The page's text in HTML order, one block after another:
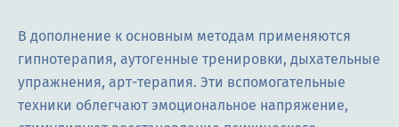
В дополнение к основным методам применяются
гипнотерапия, аутогенные тренировки, дыхательные
упражнения, арт-терапия. Эти вспомогательные
техники облегчают эмоциональное напряжение,